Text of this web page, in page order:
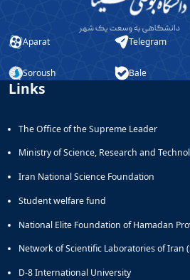
Aparat Telegram
Soroush Bale
Links
The Office of the Supreme Leader
Ministry of Science, Research and
Iran National Science Foundation
Student welfare fund
National Elite Foundation of Hamadan
Network of Scientific Laboratories of Iran
D-8 International University